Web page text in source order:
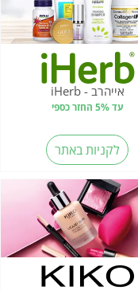
אייהרב - iHerb
עד 5% החזר כספי
לקניות באתר